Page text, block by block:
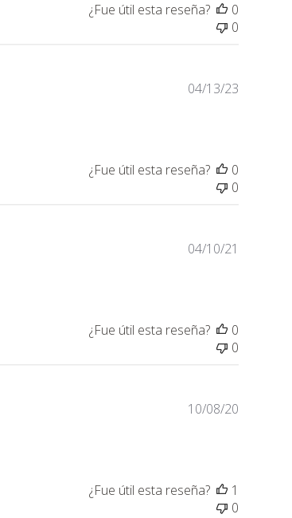
¿Fue útil esta reseña?
0
0
Fecha
04/13/23
¿Fue útil esta reseña?
0
0
04/10/21
¿Fue útil esta reseña?
0
0
Fecha
10/08/20
¿Fue útil esta reseña?
1
0